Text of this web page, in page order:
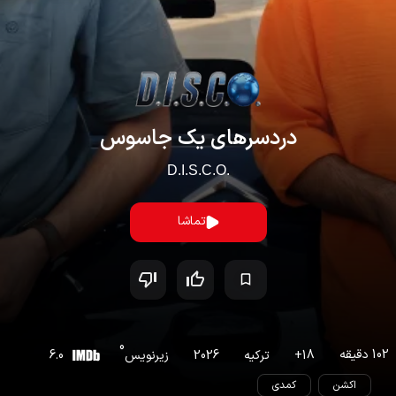
دردسرهای یک جاسوس
D.I.S.C.O.
تماشا
102 دقیقه 18
+ ترکیه 2026 زیرنویس0
6.0
اکشن کمدی